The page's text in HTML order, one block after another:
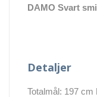
DAMO Svart
Detaljer
Totalmål: 197